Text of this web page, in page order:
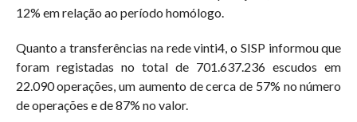
12% em relação ao período homólogo.
Quanto a transferências na rede vinti4, o SISP informou que
foram registadas no total de 701.637.236 escudos em
22.090 operações, um aumento de cerca de 57% no número
de operações e de 87% no valor.